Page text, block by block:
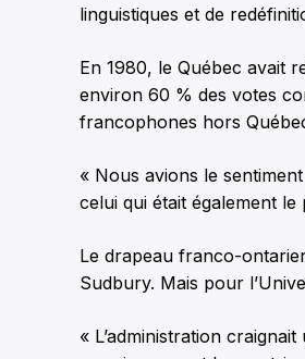
linguistiques et de
En 1980, le Québec avait
environ 60 % des votes
francophones hors
« Nous avions le
celui qui était également le
Le drapeau franco-
Sudbury. Mais pour
« L’administration